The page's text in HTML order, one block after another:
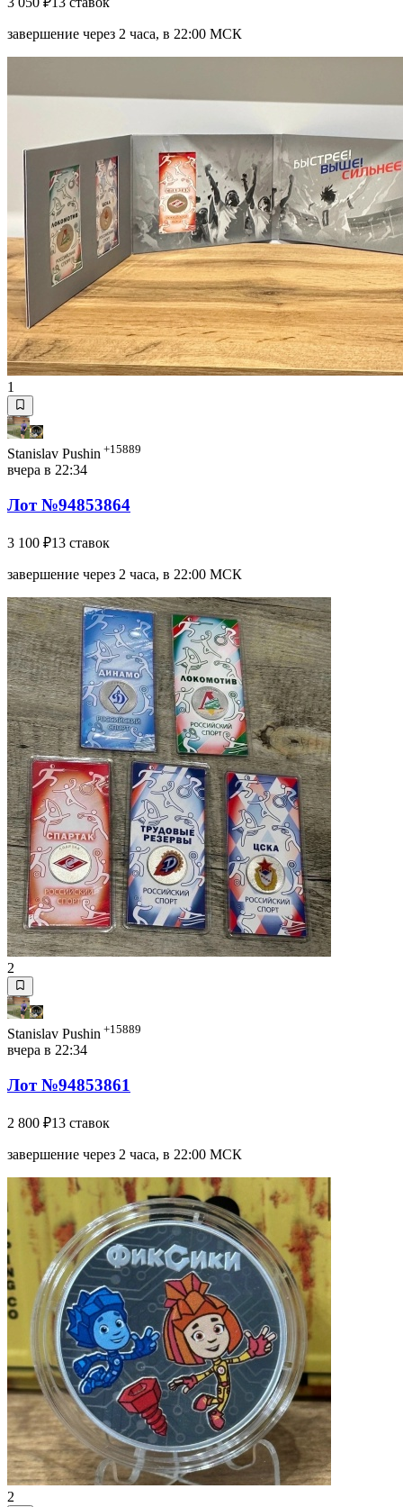
завершение через 2 часа, в 22:00 МСК
1
Stanislav Pushin +15889
вчера в 22:34
Лот №94853864
3 100 ₽13 ставок
завершение через 2 часа, в 22:00 МСК
2
Stanislav Pushin +15889
вчера в 22:34
Лот №94853861
2 800 ₽13 ставок
завершение через 2 часа, в 22:00 МСК
2